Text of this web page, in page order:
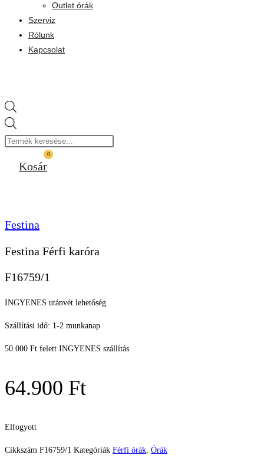
Outlet órák
Szerviz
Rólunk
Kapcsolat
search
0
Kosár
Festina
Festina Férfi karóra
F16759/1
INGYENES utánvét lehetőség
Szállítási idő: 1-2 munkanap
50.000 Ft felett INGYENES szállítás
64.900 Ft
Elfogyott
Cikkszám F16759/1 Kategóriák Férfi órák, Órák